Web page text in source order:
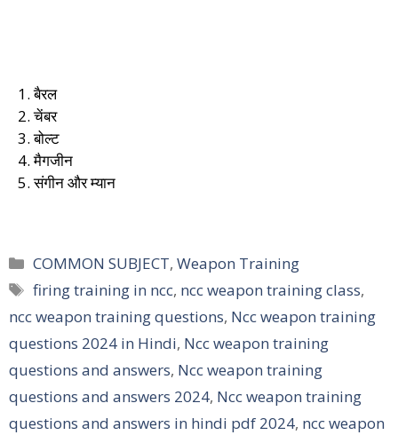
1. बैरल
2. चेंबर
3. बोल्ट
4. मैगजीन
5. संगीन और म्यान
Categories
COMMON SUBJECT,Weapon Training
Tags
firing training in ncc, ncc weapon training class,
ncc weapon training questions, Ncc weapon training
questions 2024 in Hindi, Ncc weapon training
questions and answers, Ncc weapon training
questions and answers 2024, Ncc weapon training
questions and answers in hindi pdf 2024, ncc weapon